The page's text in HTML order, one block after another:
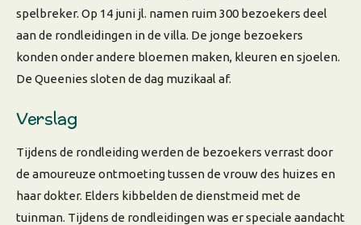
spelbreker. Op 14 juni jl. namen ruim 300 bezoekers deel
aan de rondleidingen in de villa. De jonge bezoekers
konden onder andere bloemen maken, kleuren en sjoelen.
De Queenies sloten de dag muzikaal af.
Verslag
Tijdens de rondleiding werden de bezoekers verrast door
de amoureuze ontmoeting tussen de vrouw des huizes en
haar dokter. Elders kibbelden de dienstmeid met de
tuinman. Tijdens de rondleidingen was er speciale aandacht